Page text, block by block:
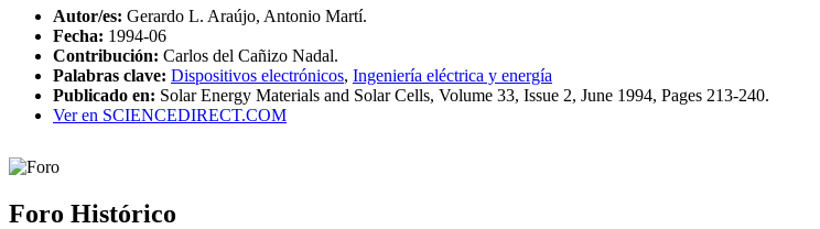
Autor/es: Gerardo L. Araújo, Antonio Martí.
Fecha: 1994-06
Contribución: Carlos del Cañizo Nadal.
Palabras clave: Dispositivos electrónicos, Ingeniería eléctrica y energía
Publicado en: Solar Energy Materials and Solar Cells, Volume 33, Issue 2, June 1994, Pages 213-240.
Ver en SCIENCEDIRECT.COM
Foro Histórico